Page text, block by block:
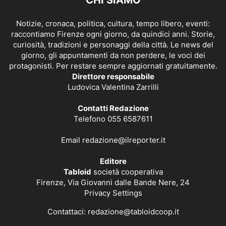
Notizie, cronaca, politica, cultura, tempo libero, eventi:
raccontiamo Firenze ogni giorno, da quindici anni. Storie,
curiosità, tradizioni e personaggi della città. Le news del
giorno, gli appuntamenti da non perdere, le voci dei
protagonisti. Per restare sempre aggiornati gratuitamente.
Direttore responsabile
Ludovica Valentina Zarrilli
Contatti Redazione
Telefono 055 6587611
Email redazione@ilreporter.it
Editore
Tabloid società cooperativa
Firenze, Via Giovanni dalle Bande Nere, 24
Privacy Settings
Contattaci: redazione@tabloidcoop.it